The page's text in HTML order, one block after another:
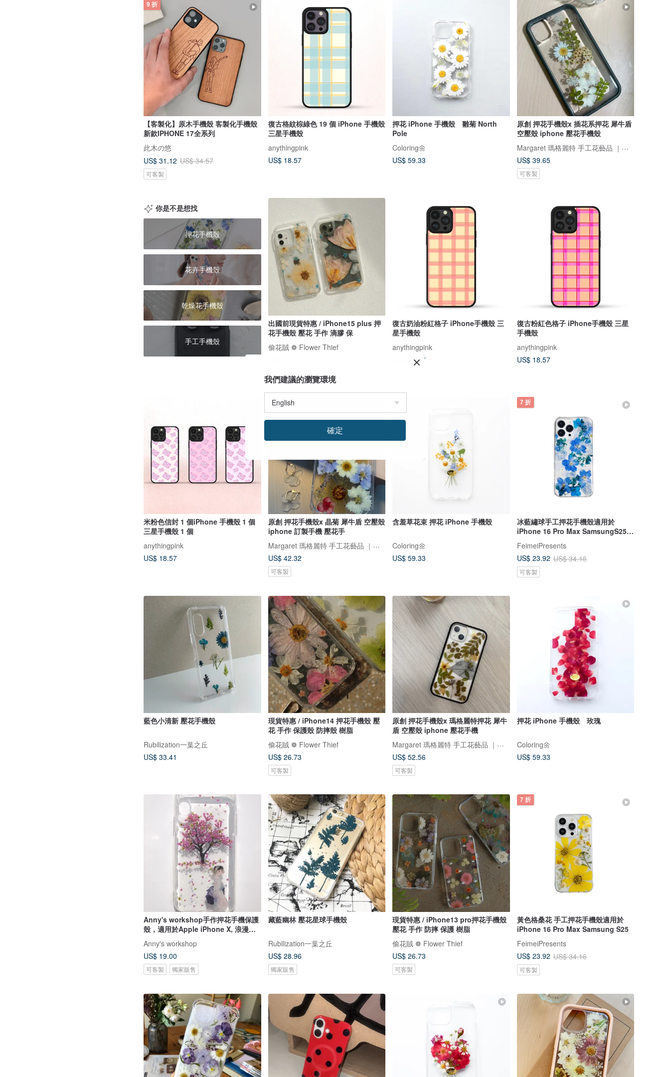
9 折
【客製化】原木手機殼 客製化手機殼
新款IPHONE 17全系列
此木の悠
US$ 31.12 US$ 34.57
可客製
復古格紋棕綠色 19 個 iPhone 手機殼
三星手機殼
anythingpink
US$ 18.57
押花 iPhone 手機殼 雛菊 North
Pole
Coloring🌼
US$ 59.33
原創 押花手機殼x 插花系押花 犀牛盾
空壓殼 iphone 壓花手機殼
Margaret 瑪格麗特 手工花藝品 ｜押花｜手機殼｜酒精瓶｜婚禮小物
US$ 39.65
可客製
你是不是想找
押花手機殼
花卉手機殼
乾燥花手機殼
手工手機殼
出國前現貨特惠 / iPhone15 plus 押
花手機殼 壓花 手作 滴膠 保
偷花賊 ❁ Flower Thief
復古奶油粉紅格子 iPhone手機殼 三
星手機殼
anythingpink
US$ 18.57
復古粉紅色格子 iPhone手機殼 三星
手機殼
anythingpink
US$ 18.57
米粉色信封 1 個iPhone 手機殼 1 個
三星手機殼 1 個
anythingpink
US$ 18.57
原創 押花手機殼x 晶菊 犀牛盾 空壓殼
iphone 訂製手機 壓花手
Margaret 瑪格麗特 手工花藝品 ｜押花｜手機殼｜酒精瓶｜婚禮小物
US$ 42.32
可客製
含羞草花束 押花 iPhone 手機殼
Coloring🌼
US$ 59.33
7 折
冰藍繡球手工押花手機殼適用於
iPhone 16 Pro Max SamsungS25
A35
FeimeiPresents
US$ 23.92 US$ 34.16
可客製
藍色小清新 壓花手機殼
Rubilization一葉之丘
US$ 33.41
現貨特惠 / iPhone14 押花手機殼 壓
花 手作 保護殼 防摔殼 樹脂
偷花賊 ❁ Flower Thief
US$ 26.73
可客製
原創 押花手機殼x 瑪格麗特押花 犀牛
盾 空壓殼 iphone 壓花手機
Margaret 瑪格麗特 手工花藝品 ｜押花｜手機殼｜酒精瓶｜婚禮小物
US$ 52.56
可客製
押花 iPhone 手機殼 玫瑰
Coloring🌼
US$ 59.33
Anny's workshop手作押花手機保護
殼，適用於Apple iPhone X, 浪漫櫻
Anny's workshop
US$ 19.00
可客製 獨家販售
藏藍幽林 壓花星球手機殼
Rubilization一葉之丘
US$ 28.96
獨家販售
現貨特惠 / iPhone13 pro押花手機殼
壓花 手作 防摔 保護 樹脂
偷花賊 ❁ Flower Thief
US$ 26.73
可客製
7 折
黃色格桑花 手工押花手機殼適用於
iPhone 16 Pro Max Samsung S25
FeimeiPresents
US$ 23.92 US$ 34.16
可客製
我們建議的瀏覽環境
確定